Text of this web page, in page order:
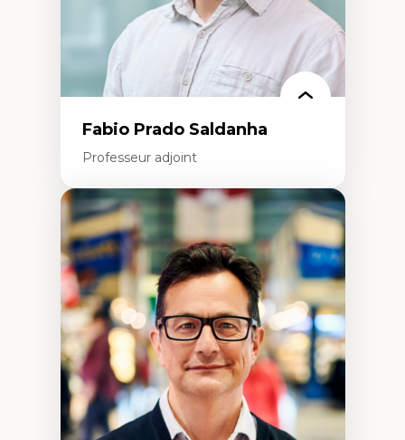
Fabio Prado Saldanha
Professeur adjoint
Expertises
Innovation sociale
Technologies sociales
Entrepreneuriat social et collectif
Approches critiques et décoloniales
Discours, récits et narratologie en
management
Transformation socioéconomique des
communautés marginalisées
Politiques d’inclusion et économie solidaire
Études organisationnelles critiques
Créativité et management culturel
Méthodologies qualitatives